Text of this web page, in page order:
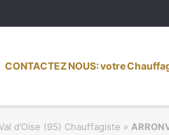
CONTACTEZ NOUS: votre
d’Oise (95) Chauffagiste »